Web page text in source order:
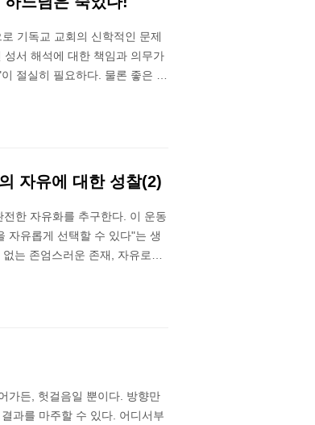
기독교 교회의 신학적인 문제
서 해석에 대한 책임과 의무가
절실히 필요하다. 물론 좋은 …
자유에 대한 성찰(2)
한 자유화를 추구한다. 이 운동
자유롭게 선택할 수 있다"는 생
는 존엄스러운 존재, 자유로…
가든, 헛걸음일 뿐이다. 방향만
과를 마주할 수 있다. 어디서부